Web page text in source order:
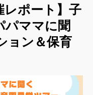
レポート】子
パママに聞
ョン＆保育